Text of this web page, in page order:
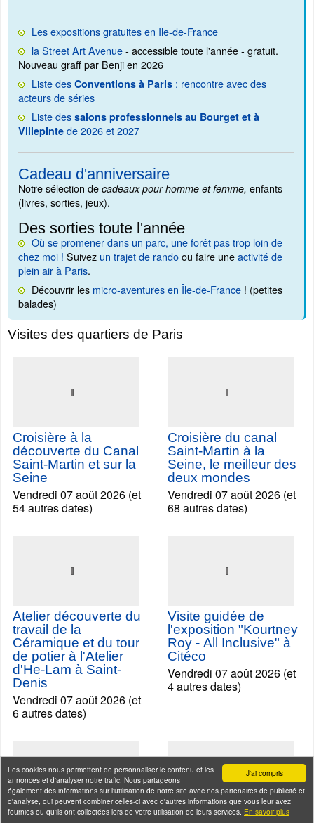
J'ai compris
Les cookies nous permettent de personnaliser le contenu et les
annonces et d'analyser notre trafic. Nous partageons
également des informations sur l'utilisation de notre site avec nos partenaires de publicité et
d'analyse, qui peuvent combiner celles-ci avec d'autres informations que vous leur avez
fournies ou qu'ils ont collectées lors de votre utilisation de leurs services. En savoir plus
Les expositions gratuites en Ile-de-France
la Street Art Avenue- accessible toute l'année - gratuit.
Nouveau graff par Benji en 2026
Liste des Conventions à Paris : rencontre avec des
acteurs de séries
Liste des salons professionnels au Bourget et à
Villepinte de 2026 et 2027
Cadeau d'anniversaire
Notre sélection de cadeaux pour homme et femme, enfants
(livres, sorties, jeux).
Des sorties toute l'année
Où se promener dans un parc, une forêt pas trop loin de
chez moi ! Suivez un trajet de randoou faire uneactivité de
plein air à Paris.
Découvrir les micro-aventures en Île-de-France ! (petites
balades)
Visites des quartiers de Paris
Croisière à la
découverte du Canal
54 autres dates)
Croisière du canal
Saint-Martin à la
68 autres dates)
Céramique et du tour
de potier à l'Atelier
d'He-Lam à Saint-
Denis
Vendredi 07 août 2026 (et
Roy - All Inclusive" à
Citéco
Vendredi 07 août 2026 (et
4 autres dates)